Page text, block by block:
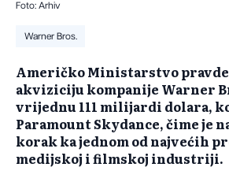
Foto: Arhiv
Warner Bros.
Američko Ministarstvo
akviziciju kompanije Warner
vrijednu 111 milijardi dolara,
Paramount Skydance, čime je
korak ka jednom od najvećih
medijskoj i filmskoj industriji.